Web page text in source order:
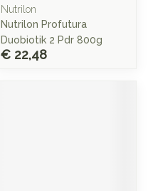
Nutrilon
Nutrilon Profutura
Duobiotik 2 Pdr 800g
€ 22,48